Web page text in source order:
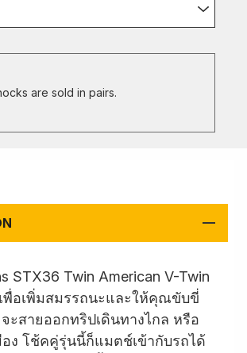
are sold in pairs.
STX36 Twin American V-Twin
พื่อเพิ่มสมรรถนะและให้คุณขับขี่
ะสายออกทริปเดินทางไกล หรือ
อง โช้คคู่รุ่นนี้ก็แมตช์เข้ากับรถได้